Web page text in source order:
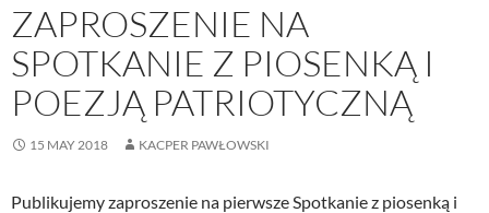
ZAPROSZENIE NA
SPOTKANIE Z PIOSENKĄ I
POEZJĄ PATRIOTYCZNĄ
15 MAY 2018 KACPER PAWŁOWSKI
Publikujemy zaproszenie na pierwsze Spotkanie z piosenką i